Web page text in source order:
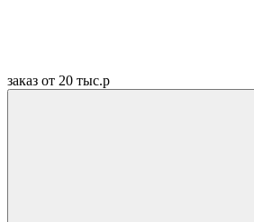
заказ от 20 тыс.р